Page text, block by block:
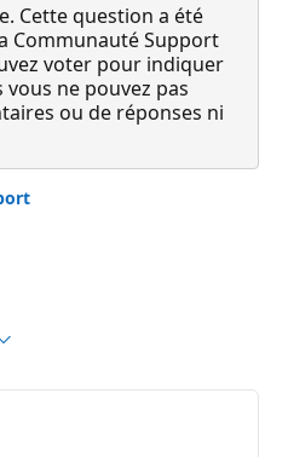
Cette question a été
Communauté Support
voter pour indiquer
ne pouvez pas
ou de réponses ni